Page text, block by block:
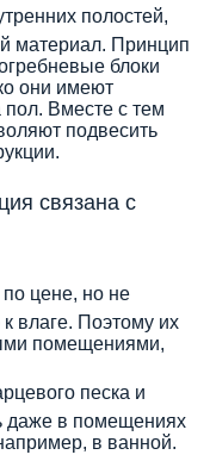
полостей,
материал. Принцип
блоки
они имеют
пол. Вместе с тем
подвесить
связана с
цене, но не
влаге. Поэтому их
помещениями,
песка и
даже в помещениях
в ванной.